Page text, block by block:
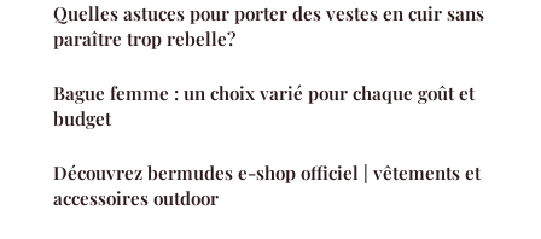
Quelles astuces pour porter des vestes en cuir sans
paraître trop rebelle?
Bague femme : un choix varié pour chaque goût et
budget
Découvrez bermudes e-shop officiel | vêtements et
accessoires outdoor